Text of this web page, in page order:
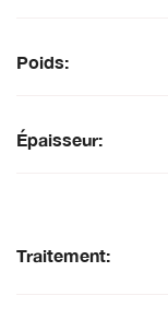
Poids:
Épaisseur:
Traitement: